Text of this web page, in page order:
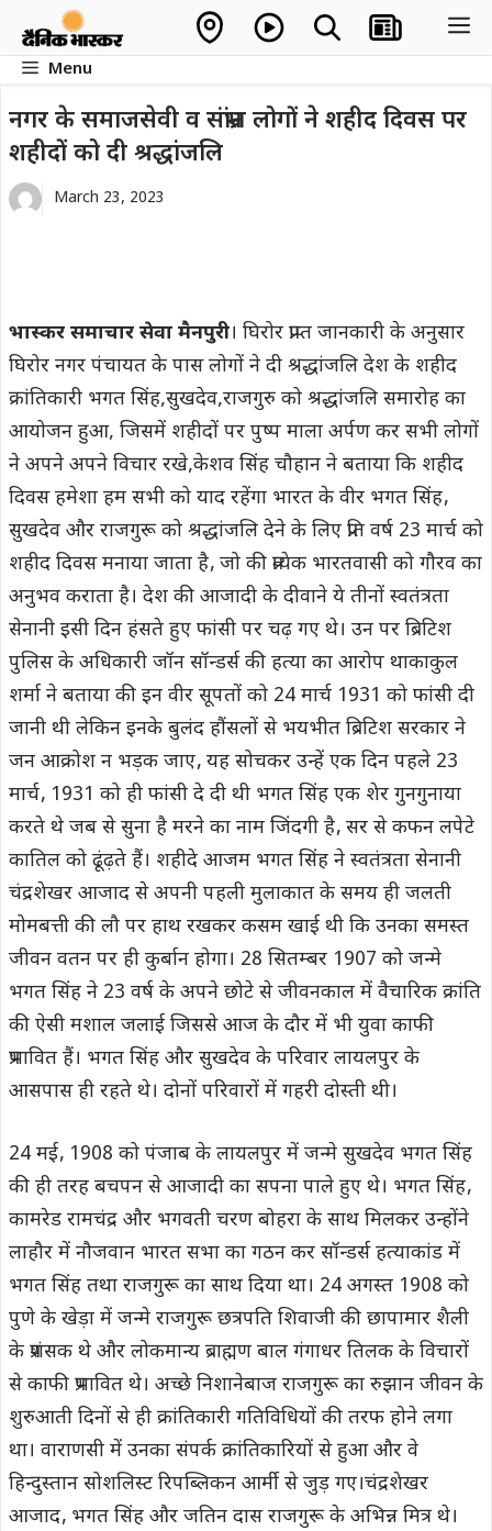
contentMenu
नगर के समाजसेवी व संभ्रांत लोगों ने शहीद दिवस पर
शहीदों को दी श्रद्धांजलि
March 23, 2023
भास्कर समाचार सेवा मैनपुरी। घिरोर प्राप्त जानकारी के अनुसार
घिरोर नगर पंचायत के पास लोगों ने दी श्रद्धांजलि देश के शहीद
क्रांतिकारी भगत सिंह,सुखदेव,राजगुरु को श्रद्धांजलि समारोह का
आयोजन हुआ, जिसमें शहीदों पर पुष्प माला अर्पण कर सभी लोगों
ने अपने अपने विचार रखे,केशव सिंह चौहान ने बताया कि शहीद
दिवस हमेशा हम सभी को याद रहेंगा भारत के वीर भगत सिंह‚
सुखदेव और राजगुरू को श्रद्धांजलि देने के लिए प्रति वर्ष 23 मार्च को
शहीद दिवस मनाया जाता है‚ जो की प्रत्येक भारतवासी को गौरव का
अनुभव कराता है। देश की आजादी के दीवाने ये तीनों स्वतंत्रता
सेनानी इसी दिन हंसते हुए फांसी पर चढ़ गए थे। उन पर ब्रिटिश
पुलिस के अधिकारी जॉन सॉन्डर्स की हत्या का आरोप थाकाकुल
शर्मा ने बताया की इन वीर सूपतों को 24 मार्च 1931 को फांसी दी
जानी थी लेकिन इनके बुलंद हौंसलों से भयभीत ब्रिटिश सरकार ने
जन आक्रोश न भड़क जाए‚ यह सोचकर उन्हें एक दिन पहले 23
मार्च‚ 1931 को ही फांसी दे दी थी भगत सिंह एक शेर गुनगुनाया
करते थे जब से सुना है मरने का नाम जिंदगी है‚ सर से कफन लपेटे
कातिल को ढूंढ़ते हैं। शहीदे आजम भगत सिंह ने स्वतंत्रता सेनानी
चंद्रशेखर आजाद से अपनी पहली मुलाकात के समय ही जलती
मोमबत्ती की लौ पर हाथ रखकर कसम खाई थी कि उनका समस्त
जीवन वतन पर ही कुर्बान होगा। 28 सितम्बर 1907 को जन्मे
भगत सिंह ने 23 वर्ष के अपने छोटे से जीवनकाल में वैचारिक क्रांति
की ऐसी मशाल जलाई जिससे आज के दौर में भी युवा काफी
प्रभावित हैं। भगत सिंह और सुखदेव के परिवार लायलपुर के
आसपास ही रहते थे। दोनों परिवारों में गहरी दोस्ती थी।
24 मई‚ 1908 को पंजाब के लायलपुर में जन्मे सुखदेव भगत सिंह
की ही तरह बचपन से आजादी का सपना पाले हुए थे। भगत सिंह‚
कामरेड रामचंद्र और भगवती चरण बोहरा के साथ मिलकर उन्होंने
लाहौर में नौजवान भारत सभा का गठन कर सॉन्डर्स हत्याकांड में
भगत सिंह तथा राजगुरू का साथ दिया था। 24 अगस्त 1908 को
पुणे के खेड़ा में जन्मे राजगुरू छत्रपति शिवाजी की छापामार शैली
के प्रशंसक थे और लोकमान्य ब्राह्मण बाल गंगाधर तिलक के विचारों
से काफी प्रभावित थे। अच्छे निशानेबाज राजगुरू का रुझान जीवन के
शुरुआती दिनों से ही क्रांतिकारी गतिविधियों की तरफ होने लगा
था। वाराणसी में उनका संपर्क क्रांतिकारियों से हुआ और वे
हिन्दुस्तान सोशलिस्ट रिपब्लिकन आर्मी से जुड़ गए।चंद्रशेखर
आजाद‚ भगत सिंह और जतिन दास राजगुरू के अभिन्न मित्र थे।